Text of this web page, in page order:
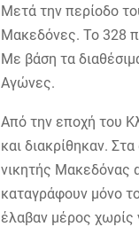
Μετά την περίοδο
Μακεδόνες. Το 328
Με βάση τα
Αγώνες.
Από την εποχή του
και διακρίθηκαν.
νικητής Μακεδόνας
καταγράφουν μόνο
έλαβαν μέρος χωρίς